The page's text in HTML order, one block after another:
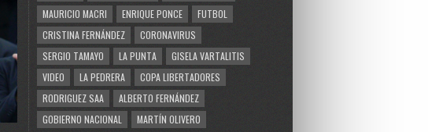
MAURICIO MACRI
ENRIQUE PONCE
FUTBOL
CRISTINA FERNÁNDEZ
CORONAVIRUS
SERGIO TAMAYO
LA PUNTA
GISELA VARTALITIS
VIDEO
LA PEDRERA
COPA LIBERTADORES
RODRIGUEZ SAA
ALBERTO FERNÁNDEZ
GOBIERNO NACIONAL
MARTÍN OLIVERO